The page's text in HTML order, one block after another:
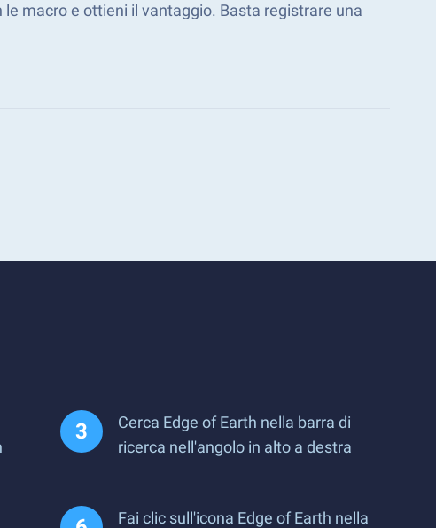
macro e ottieni il vantaggio. Basta registrare una
Cerca Edge of Earth nella barra di
ricerca nell'angolo in alto a destra
Fai clic sull'icona Edge of Earth nella